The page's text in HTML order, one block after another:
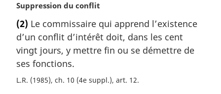
a
l
e
:
N
t
e
m
a
g
Suppression du conflit
(2) Le commissaire qui apprend l’existence
d’un conflit d’intérêt doit, dans les cent
vingt jours, y mettre fin ou se démettre de
ses fonctions.
L.R. (1985), ch. 10 (4e suppl.), art. 12